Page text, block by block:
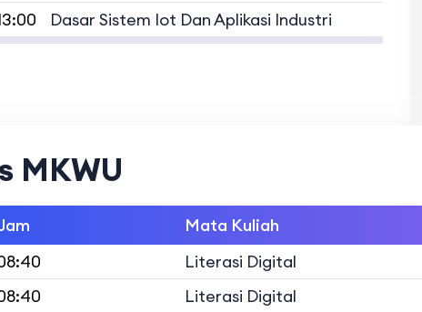
Dasar Sistem Iot Dan Aplikasi Industri
MKWU
Mata Kuliah
Literasi Digital
Literasi Digital